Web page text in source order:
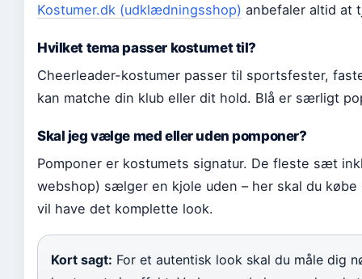
Kostumer.dk (udklædningsshop) anbefaler altid at
Hvilket tema passer kostumet til?
Cheerleader-kostumer passer til sportsfester,
kan matche din klub eller dit hold. Blå er særligt
Skal jeg vælge med eller uden pomponer?
Pomponer er kostumets signatur. De fleste sæt
webshop) sælger en kjole uden – her skal du
vil have det komplette look.
Kort sagt: For et autentisk look skal du måle dig